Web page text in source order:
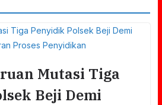
Mutasi Tiga
Beji Demi